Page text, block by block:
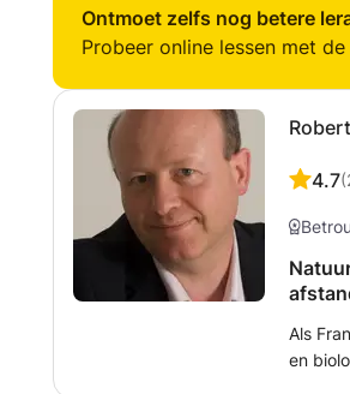
Ontmoet zelfs nog betere
Probeer online lessen met
Robert
4.7(
Als
en